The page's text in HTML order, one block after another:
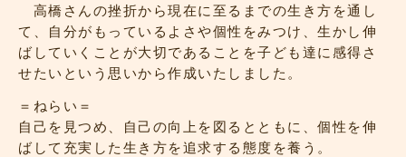
高橋さんの挫折から現在に至るまでの生き方を通し
て、自分がもっているよさや個性をみつけ、生かし伸
ばしていくことが大切であることを子ども達に感得さ
せたいという思いから作成いたしました。
＝ねらい＝
自己を見つめ、自己の向上を図るとともに、個性を伸
ばして充実した生き方を追求する態度を養う。